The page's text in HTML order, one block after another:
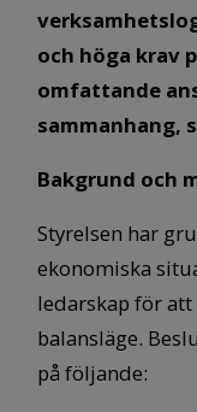
och höga krav
omfattande
sammanhang,
Bakgrund och
Styrelsen har
ekonomiska
ledarskap för
balansläge.
på följande: